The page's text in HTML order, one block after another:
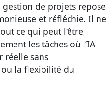
gestion de projets repose
et réfléchie. Il ne
ce qui peut l’être,
les tâches où l’IA
réelle sans
la flexibilité du